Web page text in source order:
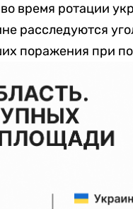
время ротации
расследуются
поражения при